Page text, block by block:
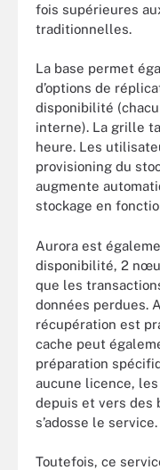
fois supérieures
traditionnelles.
La base permet
d’options de
disponibilité
interne). La grille
heure. Les
provisioning du
augmente
stockage en
Aurora est
disponibilité, 2
que les
données perdues.
récupération est
cache peut
préparation
aucune licence,
depuis et vers des
s’adosse le service.
Toutefois, ce